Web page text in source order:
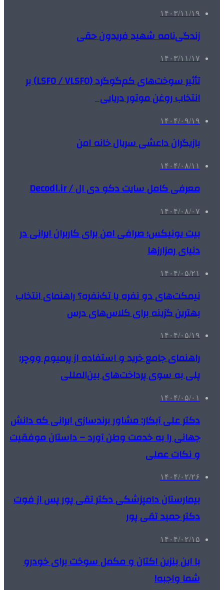
۱۴۰۳/۱۱/۱۹
زندگی‌نامه شهید فریدون حقی
۱۴۰۳/۱۱/۱۷
تأثیر سوخت‌های کم‌گوگرد (LSFO / VLSFO) بر
انتخاب روغن موتور دریایی
۱۴۰۴/۰۹/۱۹
بازیگران داعشی سریال خانه امن
۱۴۰۴/۰۸/۱۱
معرفی کامل سایت دکو دی ال / Decodl.ir
۱۴۰۴/۰۸/۰۷
بیت یونیکس؛ صرافی امن برای کاربران ایرانی در
دنیای رمزارزها
۱۴۰۴/۰۵/۲۱
نیمکت‌های دو نفره یا تک‌نفره؟ راهنمای انتخاب
بهترین گزینه برای کلاس‌های درس
۱۴۰۴/۰۵/۱۹
راهنمای جامع خرید و استفاده از پرمیوم ووچر؛
پلی به سوی پرداخت‌های بین‌المللی
۱۴۰۴/۰۵/۰۱
دکتر علی آبکار: مشاور برندسازی ایرانی که دانش
جهانی را به خدمت وطن آورد – داستان موفقیت
و نکات عملی
۱۴۰۴/۰۲/۲۶
بیمارستان دامپزشکی دکتر تقی پور پس از فوت
دکتر حمید تقی پور
۱۴۰۴/۰۲/۱۵
با این بنزین اکتان و مکمل سوخت برای خودرو
شما واجبه!